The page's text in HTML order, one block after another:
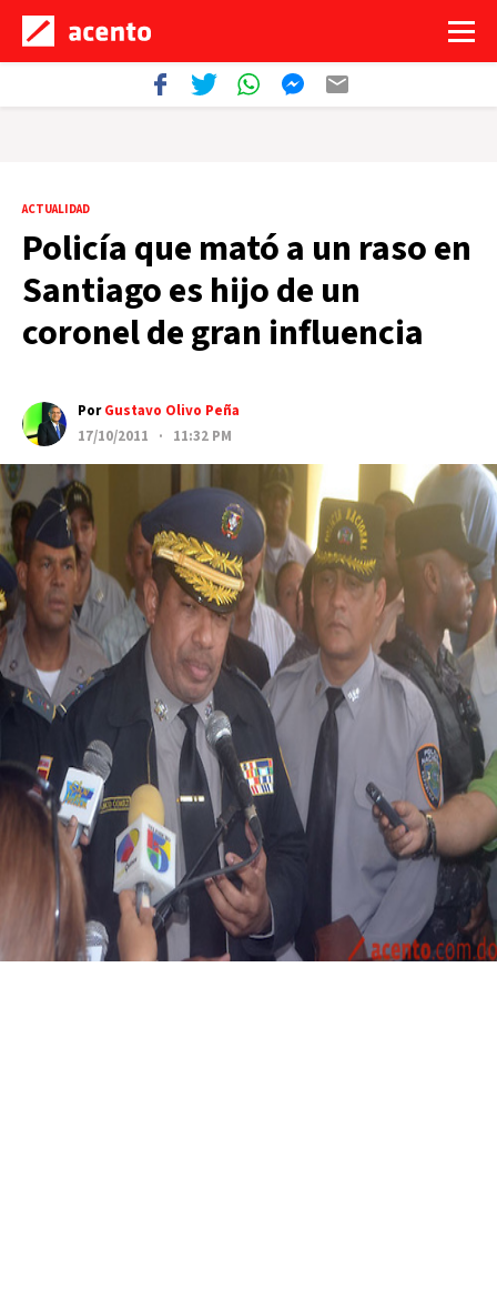
ACTUALIDAD
Policía que mató a un raso en
Santiago es hijo de un
coronel de gran influencia
PorGustavo Olivo Peña
17/10/2011 · 11:32 PM